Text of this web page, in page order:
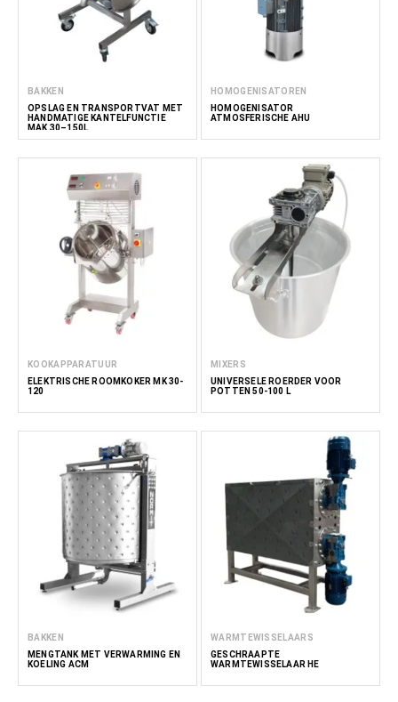
BAKKEN
OPSLAG EN TRANSPORTVAT MET
HANDMATIGE KANTELFUNCTIE
MAK 30–150L
HOMOGENISATOREN
HOMOGENISATOR
ATMOSFERISCHE AHU
KOOKAPPARATUUR
ELEKTRISCHE ROOMKOKER MK 30-
120
MIXERS
UNIVERSELE ROERDER VOOR
POTTEN 50-100 L
BAKKEN
MENGTANK MET VERWARMING EN
KOELING ACM
WARMTEWISSELAARS
GESCHRAAPTE
WARMTEWISSELAAR HE